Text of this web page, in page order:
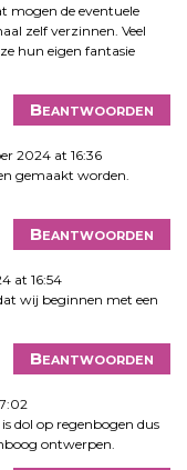
mogen de eventuele
zelf verzinnen. Veel
hun eigen fantasie
Beantwoorden
2024 at 16:36
gemaakt worden.
Beantwoorden
at 16:54
wij beginnen met een
Beantwoorden
dol op regenbogen dus
ontwerpen.